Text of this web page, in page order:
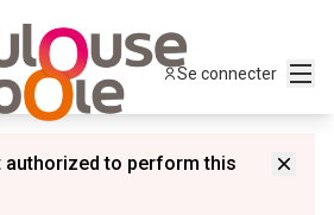
Se connecter
authorized to perform this